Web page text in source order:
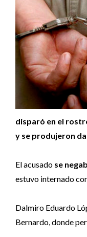
disparó en el
y se produjeron
El acusado se
estuvo internado
Dalmiro Eduardo
Bernardo, donde